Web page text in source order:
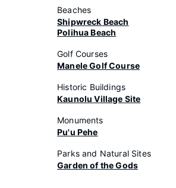
Beaches
Shipwreck Beach
Polihua Beach
Golf Courses
Manele Golf Course
Historic Buildings
Kaunolu Village Site
Monuments
Pu'u Pehe
Parks and Natural Sites
Garden of the Gods